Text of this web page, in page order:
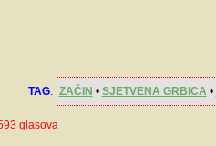
TAG: ZAČIN • SJETVENA GRBICA •
glasova